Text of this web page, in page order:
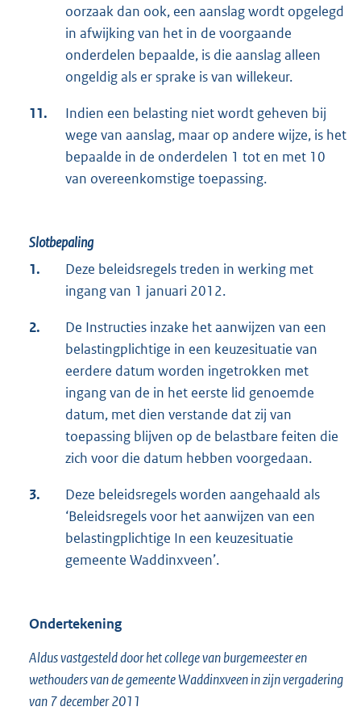
oorzaak dan ook, een aanslag wordt opgelegd
in afwijking van het in de voorgaande
onderdelen bepaalde, is die aanslag alleen
ongeldig als er sprake is van willekeur.
11.
Indien een belasting niet wordt geheven bij
wege van aanslag, maar op andere wijze, is het
bepaalde in de onderdelen 1 tot en met 10
van overeenkomstige toepassing.
Slotbepaling
1.
Deze beleidsregels treden in werking met
ingang van 1 januari 2012.
2.
De Instructies inzake het aanwijzen van een
belastingplichtige in een keuzesituatie van
eerdere datum worden ingetrokken met
ingang van de in het eerste lid genoemde
datum, met dien verstande dat zij van
toepassing blijven op de belastbare feiten die
zich voor die datum hebben voorgedaan.
3.
Deze beleidsregels worden aangehaald als
‘Beleidsregels voor het aanwijzen van een
belastingplichtige In een keuzesituatie
gemeente Waddinxveen’.
Ondertekening
Aldus vastgesteld door het college van burgemeester en
wethouders van de gemeente Waddinxveen in zijn vergadering
van 7 december 2011